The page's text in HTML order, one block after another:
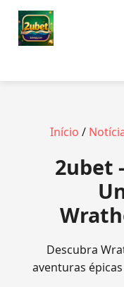
Início /
2ubet
Descubra
aventuras